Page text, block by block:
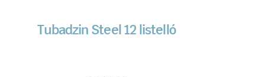
Tubadzin Steel 12 listelló